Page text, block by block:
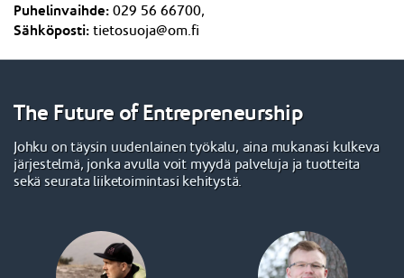
Puhelinvaihde: 029 56 66700,
Sähköposti: tietosuoja@om.fi
The Future of Entrepreneurship
Johku on täysin uudenlainen työkalu, aina mukanasi kulkeva
järjestelmä, jonka avulla voit myydä palveluja ja tuotteita
sekä seurata liiketoimintasi kehitystä.